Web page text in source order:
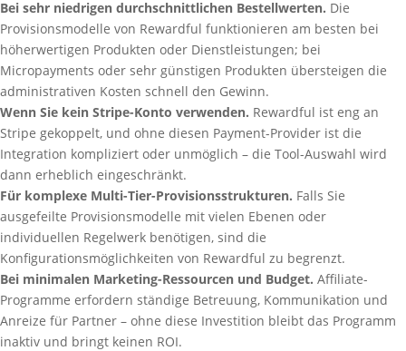
Bei sehr niedrigen durchschnittlichen Bestellwerten. Die
Provisionsmodelle von Rewardful funktionieren am besten bei
höherwertigen Produkten oder Dienstleistungen; bei
Micropayments oder sehr günstigen Produkten übersteigen die
administrativen Kosten schnell den Gewinn.
Wenn Sie kein Stripe-Konto verwenden. Rewardful ist eng an
Stripe gekoppelt, und ohne diesen Payment-Provider ist die
Integration kompliziert oder unmöglich – die Tool-Auswahl wird
dann erheblich eingeschränkt.
Für komplexe Multi-Tier-Provisionsstrukturen. Falls Sie
ausgefeilte Provisionsmodelle mit vielen Ebenen oder
individuellen Regelwerk benötigen, sind die
Konfigurationsmöglichkeiten von Rewardful zu begrenzt.
Bei minimalen Marketing-Ressourcen und Budget. Affiliate-
Programme erfordern ständige Betreuung, Kommunikation und
Anreize für Partner – ohne diese Investition bleibt das Programm
inaktiv und bringt keinen ROI.